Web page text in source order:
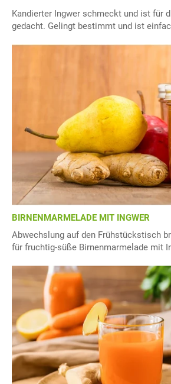
Kandierter Ingwer schmeckt und ist für
gedacht. Gelingt bestimmt und ist
BIRNENMARMELADE MIT INGWER
Abwechslung auf den Frühstückstisch
für fruchtig-süße Birnenmarmelade mit